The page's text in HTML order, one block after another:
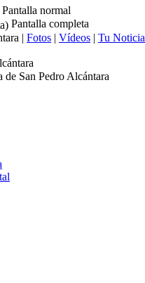
Pantalla normal
Pantalla completa
| Fotos | Vídeos | Tu Noticia
de San Pedro Alcántara